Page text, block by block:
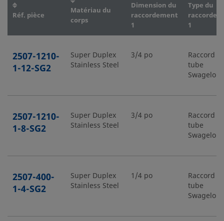
Réf. pièce
Matériau du
corps
Dimension du
raccordement
1
Type du
1
2507-1210-
1-12-SG2
Super Duplex
Stainless Steel
3/4 po
Raccord
tube
2507-1210-
1-8-SG2
Super Duplex
Stainless Steel
3/4 po
Raccord
tube
2507-400-
1-4-SG2
Super Duplex
Stainless Steel
1/4 po
Raccord
tube